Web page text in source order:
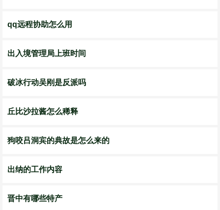
qq远程协助怎么用
出入境管理局上班时间
破冰行动吴刚是反派吗
丘比沙拉酱怎么稀释
狗咬吕洞宾的典故是怎么来的
出纳的工作内容
晋中有哪些特产